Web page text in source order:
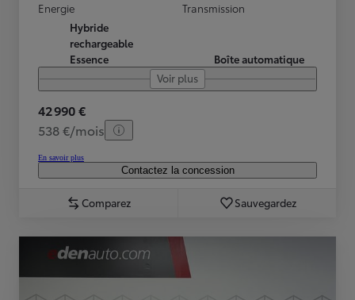
Energie
Hybride
rechargeable
Essence
Transmission
Boîte automatique
Voir plus
42 990 €
538 €/mois
En savoir plus
Contactez la concession
Comparez Sauvegardez